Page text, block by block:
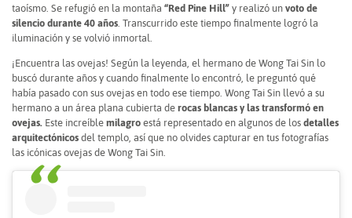
taoísmo. Se refugió en la montaña “Red Pine Hill” y realizó un voto de
silencio durante 40 años . Transcurrido este tiempo finalmente logró la
iluminación y se volvió inmortal.
¡Encuentra las ovejas! Según la leyenda, el hermano de Wong Tai Sin lo
buscó durante años y cuando finalmente lo encontró, le preguntó qué
había pasado con sus ovejas en todo ese tiempo. Wong Tai Sin llevó a su
hermano a un área plana cubierta de rocas blancas y las transformó en
ovejas. Este increíble milagro está representado en algunos de los detalles
arquitectónicos del templo, así que no olvides capturar en tus fotografías
las icónicas ovejas de Wong Tai Sin.